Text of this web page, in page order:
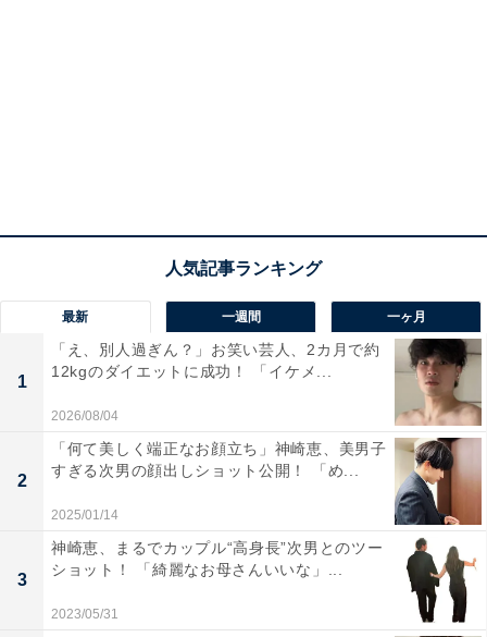
最新 一週間 一ヶ月
1
「え、別人過ぎん？」お笑い芸人、2カ月で約
12kgのダイエットに成功！ 「イケメ...
2026/08/04
2
「何て美しく端正なお顔立ち」神崎恵、美男子
すぎる次男の顔出しショット公開！ 「め...
2025/01/14
3
神崎恵、まるでカップル“高身長”次男とのツー
ショット！ 「綺麗なお母さんいいな」...
2023/05/31